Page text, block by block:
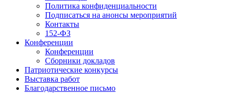
Политика конфиденциальности
Подписаться на анонсы мероприятий
Контакты
152-ФЗ
Конференции
Конференции
Сборники докладов
Патриотические конкурсы
Выставка работ
Благодарственное письмо